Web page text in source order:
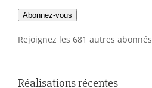
mail
Abonnez-vous
Rejoignez les 681 autres abonnés
Réalisations récentes